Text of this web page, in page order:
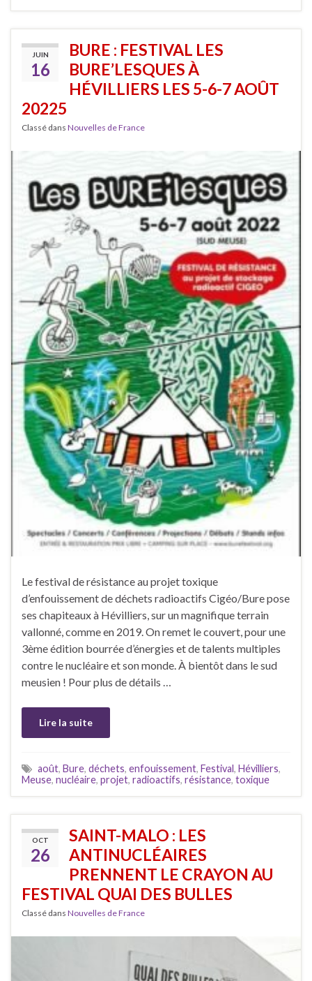
JUIN
16
BURE : FESTIVAL LES
BURE’LESQUES À
HÉVILLIERS LES 5-6-7 AOÛT
20225
Classé dans Nouvelles de France
Le festival de résistance au projet toxique
d’enfouissement de déchets radioactifs Cigéo/Bure pose
ses chapiteaux à Hévilliers, sur un magnifique terrain
vallonné, comme en 2019. On remet le couvert, pour une
3ème édition bourrée d’énergies et de talents multiples
contre le nucléaire et son monde. À bientôt dans le sud
meusien ! Pour plus de détails …
Lire la suite
août, Bure, déchets, enfouissement, Festival, Hévilliers,
Meuse, nucléaire, projet, radioactifs, résistance, toxique
OCT
26
SAINT-MALO : LES
ANTINUCLÉAIRES
PRENNENT LE CRAYON AU
FESTIVAL QUAI DES BULLES
Classé dans Nouvelles de France